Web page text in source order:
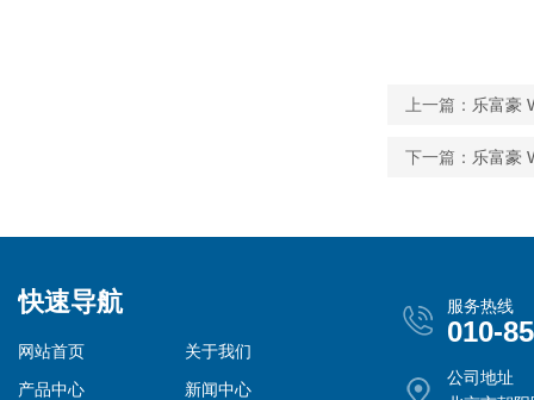
上一篇： 乐富豪
下一篇： 乐富豪
快速导航
网站首页
关于我们
产品中心
新闻中心
服务热线
010-
公司地址